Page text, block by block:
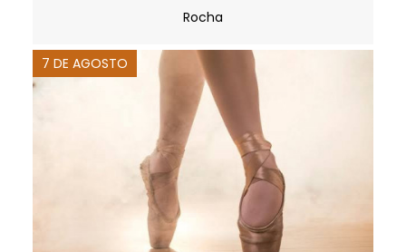
Rocha
7 DE AGOSTO